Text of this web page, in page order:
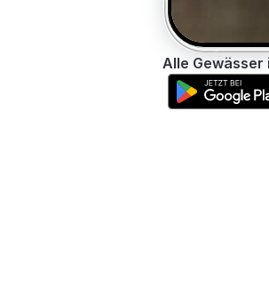
Alle Gewässer